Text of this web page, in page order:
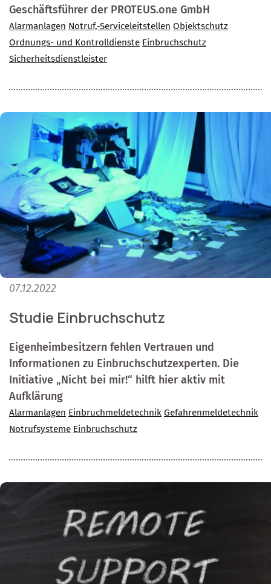
Geschäftsführer der PROTEUS.one GmbH
Alarmanlagen Notruf,-Serviceleitstellen Objektschutz
Ordnungs- und Kontrolldienste Einbruchschutz
Sicherheitsdienstleister
07.12.2022
Studie Einbruchschutz
Eigenheimbesitzern fehlen Vertrauen und
Informationen zu Einbruchschutzexperten. Die
Initiative „Nicht bei mir!“ hilft hier aktiv mit
Aufklärung
Alarmanlagen Einbruchmeldetechnik Gefahrenmeldetechnik
Notrufsysteme Einbruchschutz